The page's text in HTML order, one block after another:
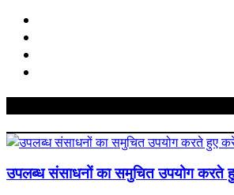
उपलब्ध संसाधनों का समुचित उपयोग करते